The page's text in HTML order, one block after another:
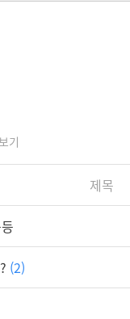
기
제목
(2)